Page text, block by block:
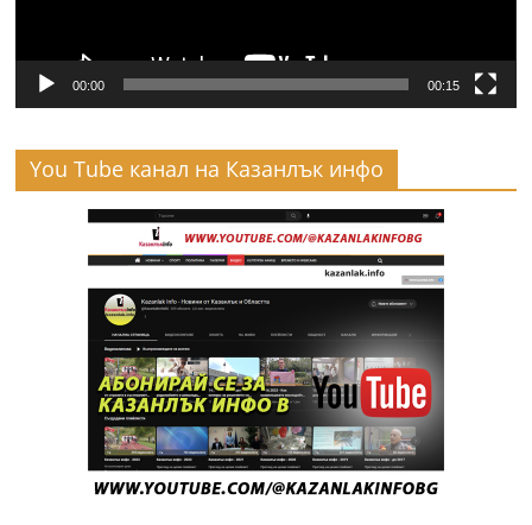
00:00 00:15
You Tube канал на Казанлък инфо